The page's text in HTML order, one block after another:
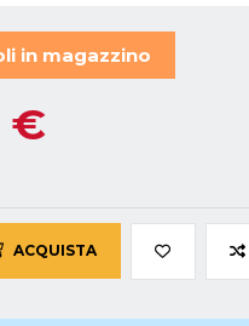
in magazzino
€
ACQUISTA